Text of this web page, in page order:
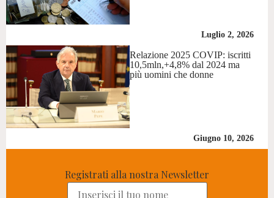
Luglio 2, 2026
Relazione 2025 COVIP: iscritti
10,5mln,+4,8% dal 2024 ma
più uomini che donne
Giugno 10, 2026
Registrati alla nostra Newsletter